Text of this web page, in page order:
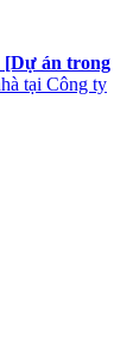
[Dự án trong
tại Công ty